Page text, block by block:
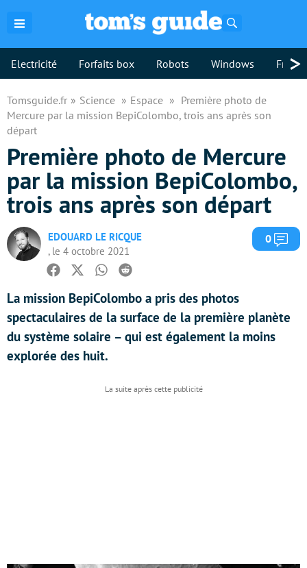
Electricité Forfaits box Robots Windows >
Tomsguide.fr Science Espace
Première photo de
Mercure par la mission BepiColombo, trois ans après son
départ
Première photo de Mercure
par la mission BepiColombo,
trois ans après son départ
EDOUARD LE RICQUE
, le 4 octobre 2021
0
Facebook
TwitterWhatsapp
Reddit
La mission BepiColombo a pris des photos
spectaculaires de la surface de la première planète
du système solaire – qui est également la moins
explorée des huit.